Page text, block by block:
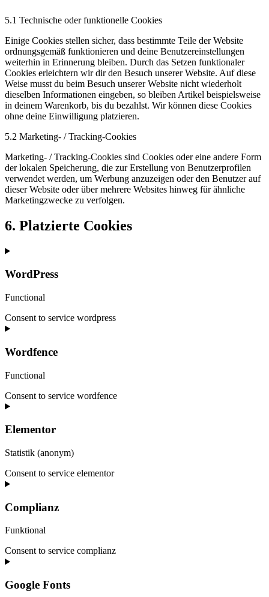
5.1 Technische oder funktionelle Cookies
Einige Cookies stellen sicher, dass bestimmte Teile der Website
ordnungsgemäß funktionieren und deine Benutzereinstellungen
weiterhin in Erinnerung bleiben. Durch das Setzen funktionaler
Cookies erleichtern wir dir den Besuch unserer Website. Auf diese
Weise musst du beim Besuch unserer Website nicht wiederholt
dieselben Informationen eingeben, so bleiben Artikel beispielsweise
in deinem Warenkorb, bis du bezahlst. Wir können diese Cookies
ohne deine Einwilligung platzieren.
5.2 Marketing- / Tracking-Cookies
Marketing- / Tracking-Cookies sind Cookies oder eine andere Form
der lokalen Speicherung, die zur Erstellung von Benutzerprofilen
verwendet werden, um Werbung anzuzeigen oder den Benutzer auf
dieser Website oder über mehrere Websites hinweg für ähnliche
Marketingzwecke zu verfolgen.
6. Platzierte Cookies
WordPress
Functional
Consent to service wordpress
Wordfence
Functional
Consent to service wordfence
Elementor
Statistik (anonym)
Consent to service elementor
Complianz
Funktional
Consent to service complianz
Google Fonts